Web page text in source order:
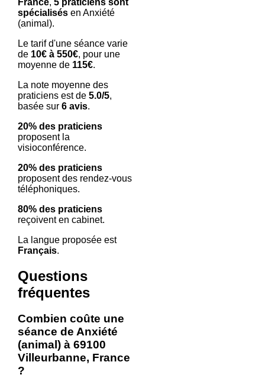
spécialisésen Anxiété
(animal).
Le tarif d'une séance varie
de 10€ à 550€, pour une
moyenne de 115€.
La note moyenne des
praticiens est de 5.0/5,
basée sur 6 avis.
20% des praticiens
proposent la
visioconférence.
20% des praticiens
proposent des rendez-vous
téléphoniques.
80% des praticiens
reçoivent en cabinet.
La langue proposée est
Français.
Questions
fréquentes
Combien coûte une
séance de Anxiété
(animal) à 69100
Villeurbanne, France
?